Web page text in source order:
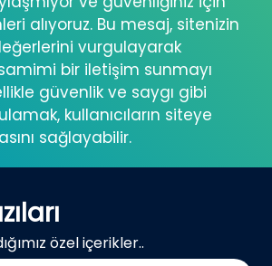
alıyoruz. Bu mesaj, sitenizin
vurgulayarak
bir iletişim sunmayı
güvenlik ve saygı gibi
kullanıcıların siteye
sağlayabilir.
özel içerikler..